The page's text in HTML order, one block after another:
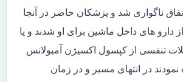
ناگواری شد و پزشکان حاضر در آنجا
دارو های داخل ماشین برای او شدند و یا
تنفسی از کپسول اکسیژن آمبولانس
نمودند در انتهای مسیر و در زمان